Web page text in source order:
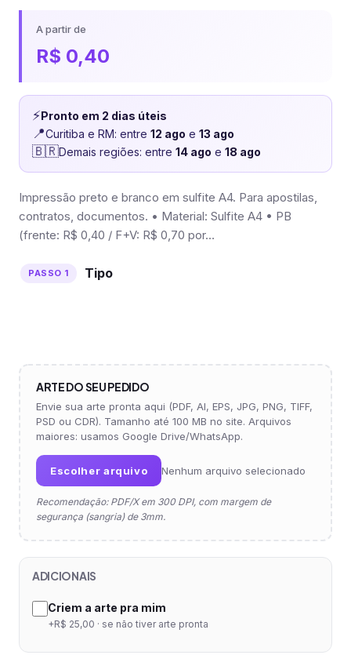
A partir de
R$ 0,40
⚡Pronto em 2 dias úteis
📍Curitiba e RM: entre 12 ago e 13 ago
🇧🇷Demais regiões: entre 14 ago e 18 ago
Impressão preto e branco em sulfite A4. Para apostilas,
contratos, documentos. • Material: Sulfite A4 • PB
(frente: R$ 0,40 / F+V: R$ 0,70 por…
Tipo
ARTE DO SEU PEDIDO
Envie sua arte pronta aqui (PDF, AI, EPS, JPG, PNG, TIFF,
PSD ou CDR). Tamanho até 100 MB no site. Arquivos
maiores: usamos Google Drive/WhatsApp.
Escolher arquivo Nenhum arquivo selecionado
Recomendação: PDF/X em 300 DPI, com margem de
segurança (sangria) de 3mm.
ADICIONAIS
Criem a arte pra mim
+R$ 25,00 · se não tiver arte pronta